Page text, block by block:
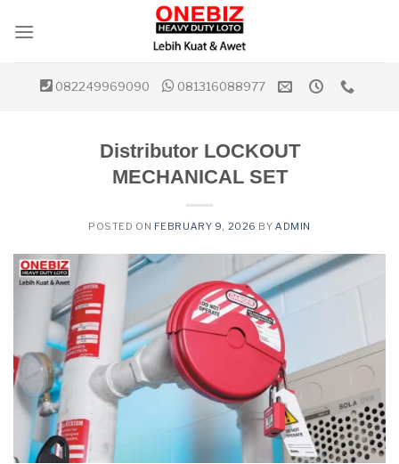
082249969090 081316088977
Distributor LOCKOUT
MECHANICAL SET
POSTED ON FEBRUARY 9, 2026 BY ADMIN